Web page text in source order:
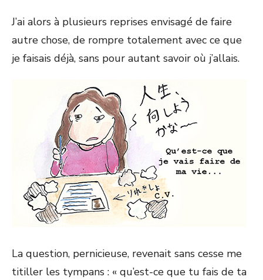
J’ai alors à plusieurs reprises envisagé de faire
autre chose, de rompre totalement avec ce que
je faisais déjà, sans pour autant savoir où j’allais.
La question, pernicieuse, revenait sans cesse me
titiller les tympans : « qu’est-ce que tu fais de ta